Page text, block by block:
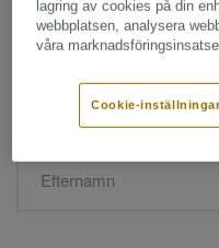
Efternamn*
lagring av cookies på din
webbplatsen, analysera
våra
Cookie-